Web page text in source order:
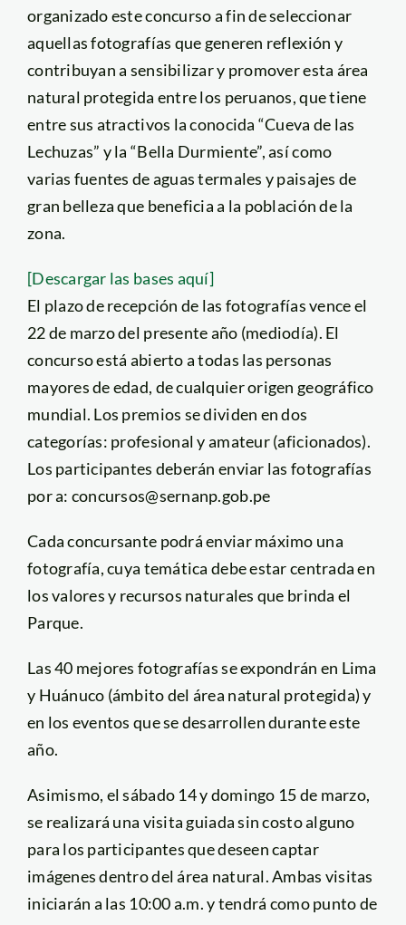
organizado este concurso a fin de seleccionar
aquellas fotografías que generen reflexión y
contribuyan a sensibilizar y promover esta área
natural protegida entre los peruanos, que tiene
entre sus atractivos la conocida “Cueva de las
Lechuzas” y la “Bella Durmiente”, así como
varias fuentes de aguas termales y paisajes de
gran belleza que beneficia a la población de la
zona.
[Descargar las bases aquí]
El plazo de recepción de las fotografías vence el
22 de marzo del presente año (mediodía). El
concurso está abierto a todas las personas
mayores de edad, de cualquier origen geográfico
mundial. Los premios se dividen en dos
categorías: profesional y amateur (aficionados).
Los participantes deberán enviar las fotografías
por a: concursos@sernanp.gob.pe
Cada concursante podrá enviar máximo una
fotografía, cuya temática debe estar centrada en
los valores y recursos naturales que brinda el
Parque.
Las 40 mejores fotografías se expondrán en Lima
y Huánuco (ámbito del área natural protegida) y
en los eventos que se desarrollen durante este
año.
Asimismo, el sábado 14 y domingo 15 de marzo,
se realizará una visita guiada sin costo alguno
para los participantes que deseen captar
imágenes dentro del área natural. Ambas visitas
iniciarán a las 10:00 a.m. y tendrá como punto de